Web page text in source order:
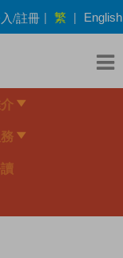
/註冊 | 繁 | English